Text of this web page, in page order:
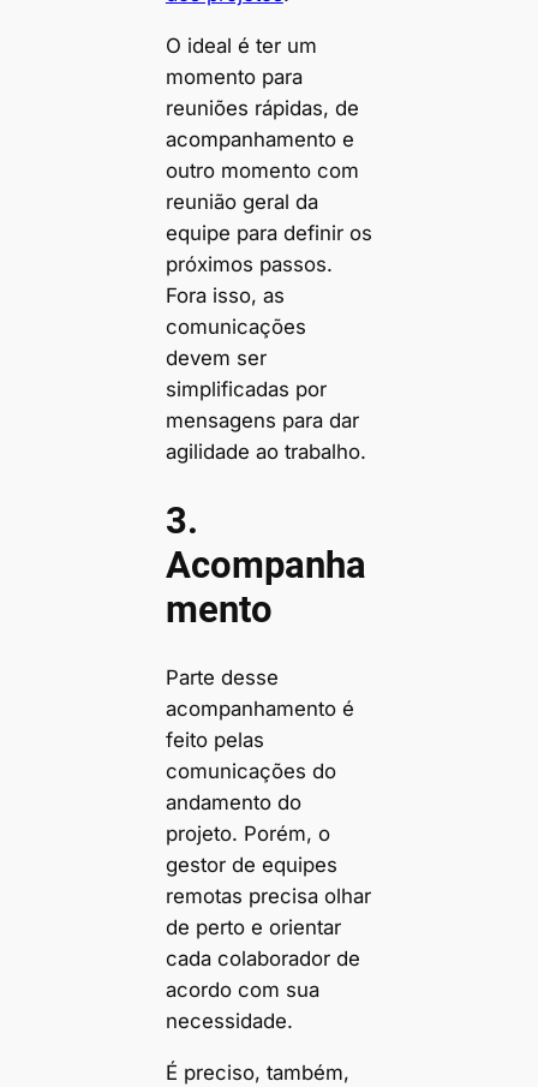
O ideal é ter um
momento para
reuniões rápidas, de
acompanhamento e
outro momento com
reunião geral da
equipe para definir os
próximos passos.
Fora isso, as
comunicações
devem ser
simplificadas por
mensagens para dar
agilidade ao trabalho.
3.
Acompanha
mento
Parte desse
acompanhamento é
feito pelas
comunicações do
andamento do
projeto. Porém, o
gestor de equipes
remotas precisa olhar
de perto e orientar
cada colaborador de
acordo com sua
necessidade.
É preciso, também,